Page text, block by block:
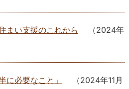
まい支援のこれから （2024年
に必要なこと」 （2024年11月